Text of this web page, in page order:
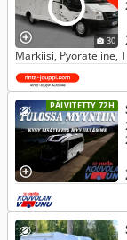
30
Markiisi, Pyöräteline,
PÄIVITETTY 72H